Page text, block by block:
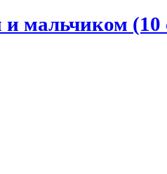
мальчиком (10